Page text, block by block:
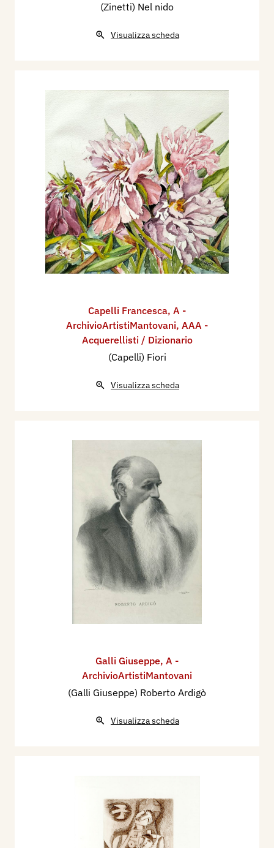
(Zinetti) Nel nido
Visualizza scheda
Capelli Francesca, A -
ArchivioArtistiMantovani, AAA -
Acquerellisti / Dizionario
(Capelli) Fiori
Visualizza scheda
Galli Giuseppe, A -
ArchivioArtistiMantovani
(Galli Giuseppe) Roberto Ardigò
Visualizza scheda